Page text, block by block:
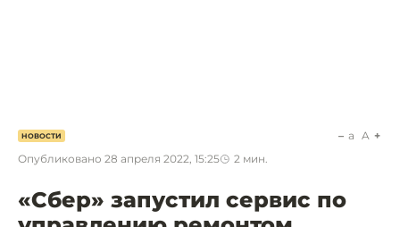
НОВОСТИ
Опубликовано 28 апреля 2022, 15:25 2 мин.
a A
«Сбер» запустил сервис по